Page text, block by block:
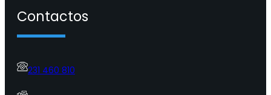
Contactos
231 460 810